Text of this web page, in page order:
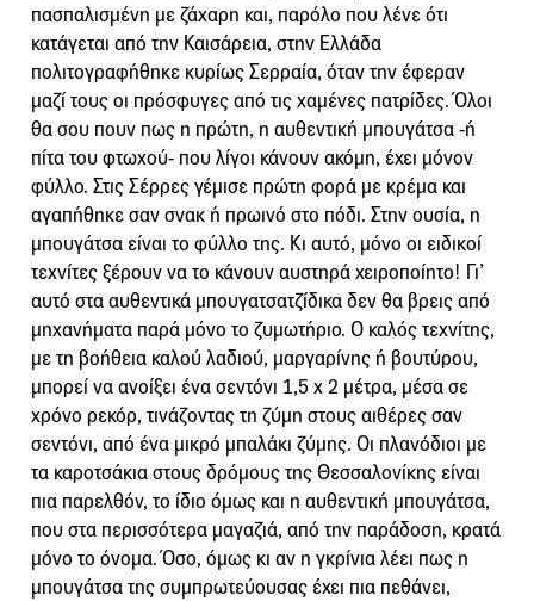
πασπαλισμένη με ζάχαρη και, παρόλο που λένε ότι
κατάγεται από την Καισάρεια, στην Ελλάδα
πολιτογραφήθηκε κυρίως Σερραία, όταν την έφεραν
μαζί τους οι πρόσφυγες από τις χαμένες πατρίδες. Όλοι
θα σου πουν πως η πρώτη, η αυθεντική μπουγάτσα -ή
πίτα του φτωχού- που λίγοι κάνουν ακόμη, έχει μόνον
φύλλο. Στις Σέρρες γέμισε πρώτη φορά με κρέμα και
αγαπήθηκε σαν σνακ ή πρωινό στο πόδι. Στην ουσία, η
μπουγάτσα είναι το φύλλο της. Κι αυτό, μόνο οι ειδικοί
τεχνίτες ξέρουν να το κάνουν αυστηρά χειροποίητο! Γι’
αυτό στα αυθεντικά μπουγατσατζίδικα δεν θα βρεις από
μηχανήματα παρά μόνο το ζυμωτήριο. Ο καλός τεχνίτης,
με τη βοήθεια καλού λαδιού, μαργαρίνης ή βουτύρου,
μπορεί να ανοίξει ένα σεντόνι 1,5 x 2 μέτρα, μέσα σε
χρόνο ρεκόρ, τινάζοντας τη ζύμη στους αιθέρες σαν
σεντόνι, από ένα μικρό μπαλάκι ζύμης. Οι πλανόδιοι με
τα καροτσάκια στους δρόμους της Θεσσαλονίκης είναι
πια παρελθόν, το ίδιο όμως και η αυθεντική μπουγάτσα,
που στα περισσότερα μαγαζιά, από την παράδοση, κρατά
μόνο το όνομα. Όσο, όμως κι αν η γκρίνια λέει πως η
μπουγάτσα της συμπρωτεύουσας έχει πια πεθάνει,